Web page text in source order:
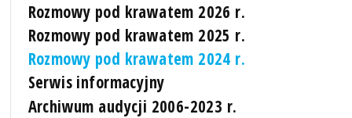
Rozmowy pod krawatem 2026 r.
Rozmowy pod krawatem 2025 r.
Rozmowy pod krawatem 2024 r.
Serwis informacyjny
Archiwum audycji 2006-2023 r.